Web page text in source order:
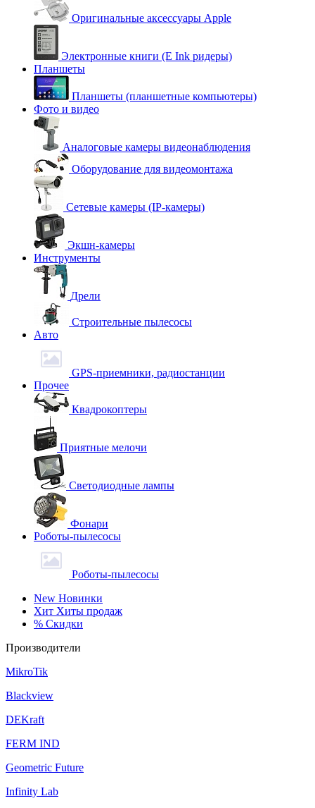
Оригинальные аксессуары Apple
Электронные книги (E Ink ридеры)
Планшеты
Планшеты (планшетные компьютеры)
Фото и видео
Аналоговые камеры видеонаблюдения
Оборудование для видеомонтажа
Сетевые камеры (IP-камеры)
Экшн-камеры
Инструменты
Дрели
Строительные пылесосы
Авто
GPS-приемники, радиостанции
Прочее
Квадрокоптеры
Приятные мелочи
Светодиодные лампы
Фонари
Роботы-пылесосы
Роботы-пылесосы
New Новинки
Хит Хиты продаж
% Скидки
Производители
MikroTik
Blackview
DEKraft
FERM IND
Geometric Future
Infinity Lab